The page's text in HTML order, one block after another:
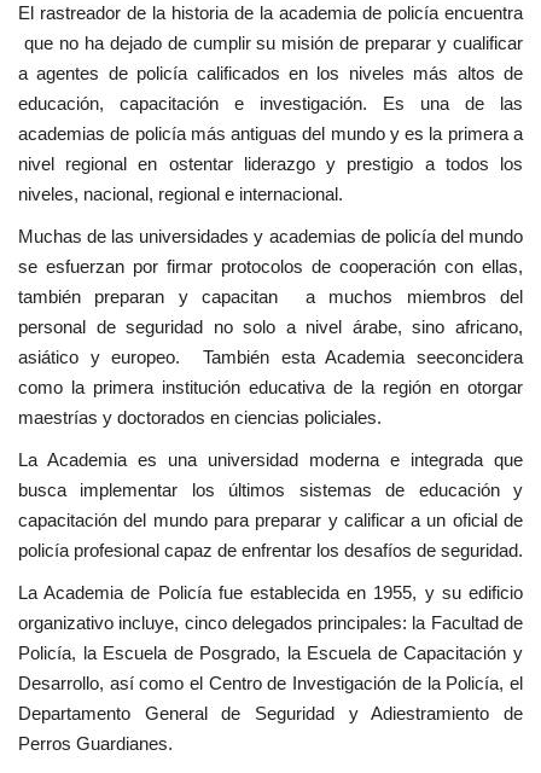
Movimiento Juvenil Nasser
Nasser Fellowship para Leadership
Internacional
Noticias
Ciudadano Global
Líderes
Oportunidades
vídeos
Los colaboradores
Los patrocinios
Galería
El rastreador de la historia de la academia de policía encuentra
que no ha dejado de cumplir su misión de preparar y cualificar
a agentes de policía calificados en los niveles más altos de
educación, capacitación e investigación. Es una de las
academias de policía más antiguas del mundo y es la primera a
nivel regional en ostentar liderazgo y prestigio a todos los
niveles, nacional, regional e internacional.
Muchas de las universidades y academias de policía del mundo
se esfuerzan por firmar protocolos de cooperación con ellas,
también preparan y capacitan a muchos miembros del
personal de seguridad no solo a nivel árabe, sino africano,
asiático y europeo. También esta Academia seeconcidera
como la primera institución educativa de la región en otorgar
maestrías y doctorados en ciencias policiales.
La Academia es una universidad moderna e integrada que
busca implementar los últimos sistemas de educación y
capacitación del mundo para preparar y calificar a un oficial de
policía profesional capaz de enfrentar los desafíos de seguridad.
La Academia de Policía fue establecida en 1955, y su edificio
organizativo incluye, cinco delegados principales: la Facultad de
Policía, la Escuela de Posgrado, la Escuela de Capacitación y
Desarrollo, así como el Centro de Investigación de la Policía, el
Departamento General de Seguridad y Adiestramiento de
Perros Guardianes.